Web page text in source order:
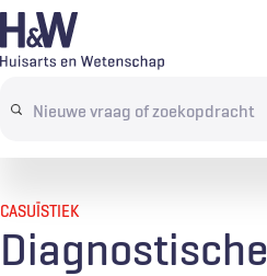
Overslaan
en
de Search
terms
AbonnerenTijdschrift
CASUÏSTIEK
Diagnostische